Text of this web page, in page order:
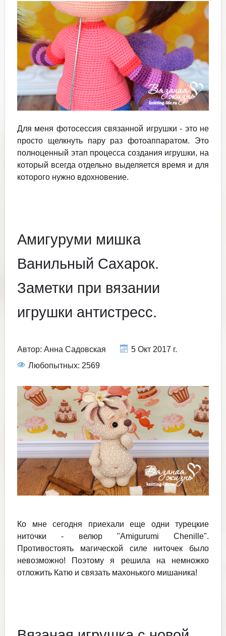
Для меня фотосессия связанной игрушки - это не
просто щелкнуть пару раз фотоаппаратом. Это
полноценный этап процесса создания игрушки, на
который всегда отдельно выделяется время и для
которого нужно вдохновение.
Амигуруми мишка
Ванильный Сахарок.
Заметки при вязании
игрушки антистресс.
Автор: Анна Садовская
5 Окт 2017 г.
Любопытных: 2569
Ко мне сегодня приехали еще одни турецкие
ниточки - велюр "Amigurumi Chenille".
Противостоять магической силе ниточек было
невозможно! Поэтому я решила на немножко
отложить Катю и связать махонького мишаника!